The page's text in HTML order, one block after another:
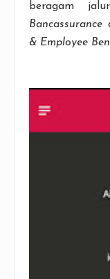
beragam
Bancassurance
& Employee